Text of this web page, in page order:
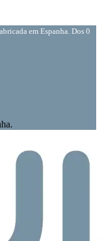
em Espanha. Dos 0